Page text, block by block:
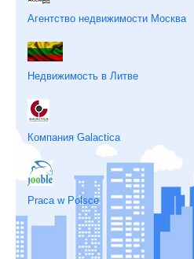
Агентство недвижимости Москва
Недвижимость в Литве
Компания Galactica
Praca w Polsce